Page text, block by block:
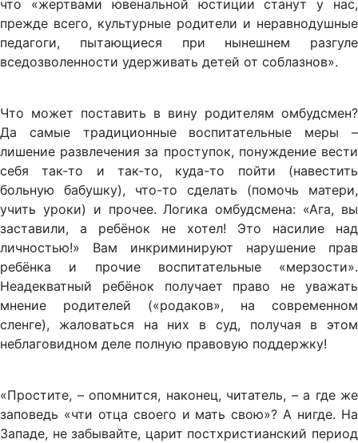
что «жертвами ювенальной юстиции станут у нас,
прежде всего, культурные родители и неравнодушные
педагоги, пытающиеся при нынешнем разгуле
вседозволенности удерживать детей от соблазнов».
Что может поставить в вину родителям омбудсмен?
Да самые традиционные воспитательные меры –
лишение развлечения за проступок, понуждение вести
себя так-то и так-то, куда-то пойти (навестить
больную бабушку), что-то сделать (помочь матери,
учить уроки) и прочее. Логика омбудсмена: «Ага, вы
заставили, а ребёнок не хотел! Это насилие над
личностью!» Вам инкриминируют нарушение прав
ребёнка и прочие воспитательные «мерзости».
Неадекватный ребёнок получает право не уважать
мнение родителей («родаков», на современном
сленге), жаловаться на них в суд, получая в этом
неблаговидном деле полную правовую поддержку!
«Простите, – опомнится, наконец, читатель, – а где же
заповедь «чти отца своего и мать свою»? А нигде. На
Западе, не забывайте, царит постхристианский период